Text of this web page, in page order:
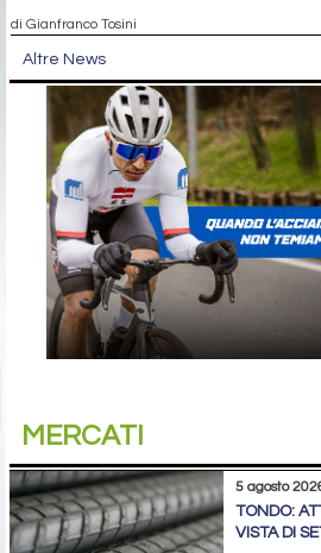
di Gianfranco Tosini
Altre News
MERCATI
5 agosto
TONDO:
VISTA DI